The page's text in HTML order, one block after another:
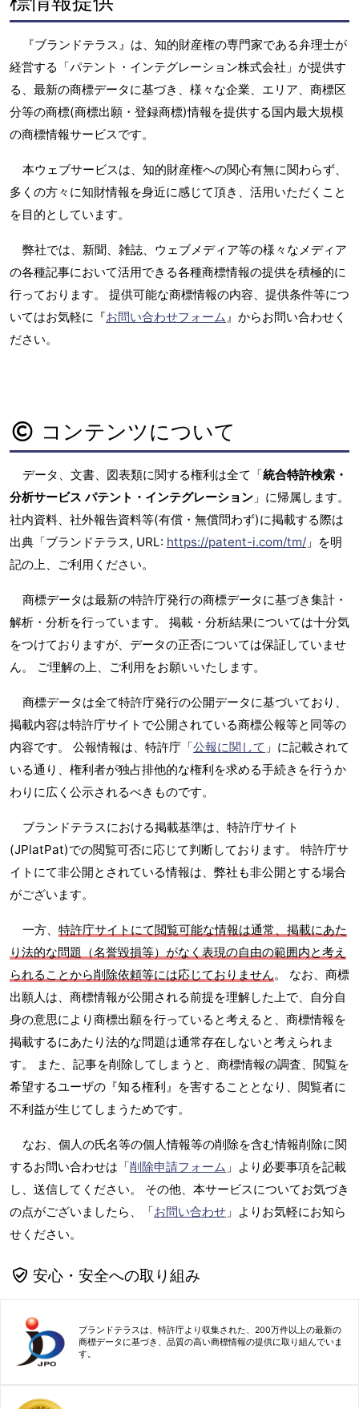
『ブランドテラス』は、知的財産権の専門家である弁理士が
経営する「パテント・インテグレーション株式会社」が提供す
る、最新の商標データに基づき、様々な企業、エリア、商標区
分等の商標(商標出願・登録商標)情報を提供する国内最大規模
の商標情報サービスです。
本ウェブサービスは、知的財産権への関心有無に関わらず、
多くの方々に知財情報を身近に感じて頂き、活用いただくこと
を目的としています。
弊社では、新聞、雑誌、ウェブメディア等の様々なメディア
の各種記事において活用できる各種商標情報の提供を積極的に
行っております。 提供可能な商標情報の内容、提供条件等につ
いてはお気軽に『お問い合わせフォーム』からお問い合わせく
ださい。
コンテンツについて
データ、文書、図表類に関する権利は全て「統合特許検索・
分析サービス パテント・インテグレーション 」に帰属します。
社内資料、社外報告資料等(有償・無償問わず)に掲載する際は
出典「ブランドテラス, URL: https://patent-i.com/tm/ 」を明
記の上、ご利用ください。
商標データは最新の特許庁発行の商標データに基づき集計・
解析・分析を行っています。 掲載・分析結果については十分気
をつけておりますが、データの正否については保証していませ
ん。 ご理解の上、ご利用をお願いいたします。
商標データは全て特許庁発行の公開データに基づいており、
掲載内容は特許庁サイトで公開されている商標公報等と同等の
内容です。 公報情報は、特許庁「公報に関して 」に記載されて
いる通り、権利者が独占排他的な権利を求める手続きを行うか
わりに広く公示されるべきものです。
ブランドテラスにおける掲載基準は、特許庁サイト
(JPlatPat)での閲覧可否に応じて判断しております。 特許庁サ
イトにて非公開とされている情報は、弊社も非公開とする場合
がございます。
一方、 特許庁サイトにて閲覧可能な情報は通常、掲載にあた
り法的な問題（名誉毀損等）がなく表現の自由の範囲内と考え
られることから削除依頼等には応じておりません。 なお、商標
出願人は、商標情報が公開される前提を理解した上で、自分自
身の意思により商標出願を行っていると考えると、商標情報を
掲載するにあたり法的な問題は通常存在しないと考えられま
す。 また、記事を削除してしまうと、商標情報の調査、閲覧を
希望するユーザの『知る権利』を害することとなり、閲覧者に
不利益が生じてしまうためです。
なお、個人の氏名等の個人情報等の削除を含む情報削除に関
するお問い合わせは「削除申請フォーム 」より必要事項を記載
し、送信してください。 その他、本サービスについてお気づき
の点がございましたら、「お問い合わせ 」よりお気軽にお知ら
せください。
安心・安全への取り組み
ブランドテラスは、特許庁より収集された、200万件以上の最新の
商標データに基づき、品質の高い商標情報の提供に取り組んでいま
す。